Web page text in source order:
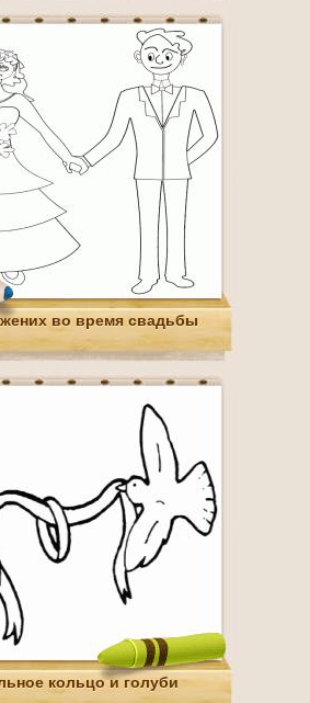
во время свадьбы
кольцо и голуби